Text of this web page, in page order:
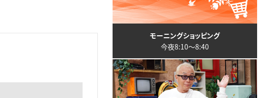
モーニングショッピング
今夜8:10〜8:40